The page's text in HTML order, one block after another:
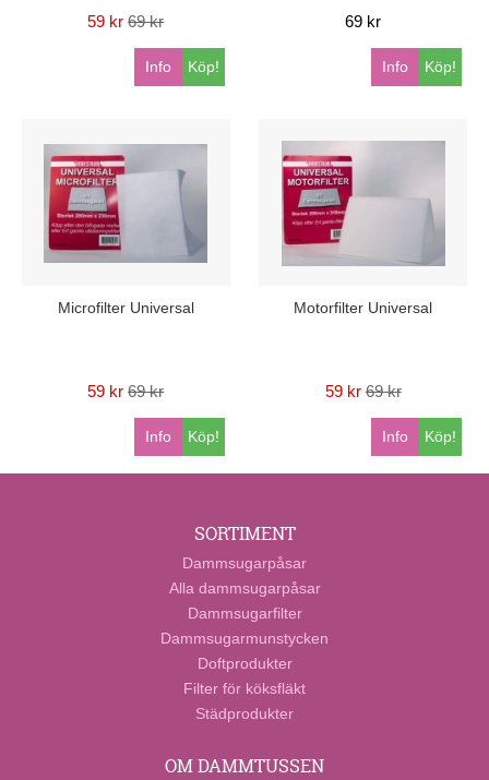
59 kr 69 kr
Köp!
Info
69 kr
Köp!
Info
Microfilter Universal
59 kr 69 kr
Köp!
Info
Motorfilter Universal
59 kr 69 kr
Köp!
Info
SORTIMENT
Dammsugarpåsar
Alla dammsugarpåsar
Dammsugarfilter
Dammsugarmunstycken
Doftprodukter
Filter för köksfläkt
Städprodukter
OM DAMMTUSSEN